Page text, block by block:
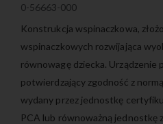
0-56663-000
Konstrukcja wspinaczkowa,
wspinaczkowych rozwijająca
równowagę dziecka. Urządzenie
potwierdzający zgodność z
wydany przez jednostkę
PCA lub równoważną jednostkę